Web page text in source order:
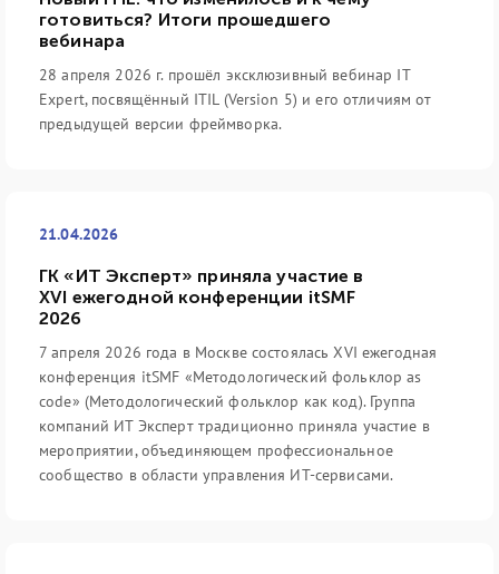
готовиться? Итоги прошедшего
вебинара
28 апреля 2026 г. прошёл эксклюзивный вебинар IT
Expert, посвящённый ITIL (Version 5) и его отличиям от
предыдущей версии фреймворка.
21.04.2026
ГК «ИТ Эксперт» приняла участие в
XVI ежегодной конференции itSMF
2026
7 апреля 2026 года в Москве состоялась XVI ежегодная
конференция itSMF «Методологический фольклор as
code» (Методологический фольклор как код). Группа
компаний ИТ Эксперт традиционно приняла участие в
мероприятии, объединяющем профессиональное
сообщество в области управления ИТ-сервисами.